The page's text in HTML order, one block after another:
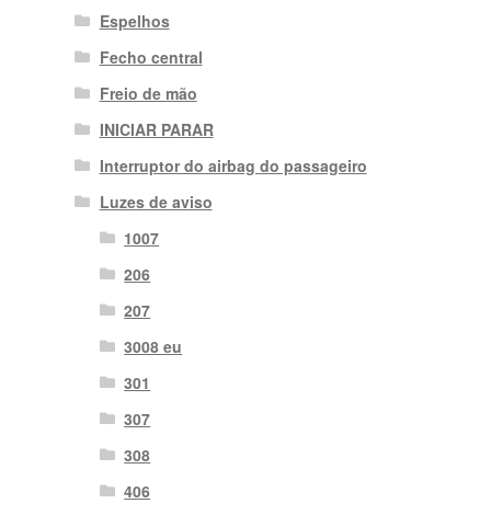
Espelhos
Fecho central
Freio de mão
INICIAR PARAR
Interruptor do airbag do passageiro
Luzes de aviso
1007
206
207
3008 eu
301
307
308
406